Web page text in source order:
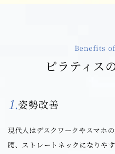
Benefits
ピラティス
1.姿勢改善
現代人はデスクワークやスマホ
腰、ストレートネックになりや